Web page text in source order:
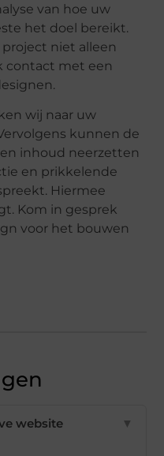
van hoe uw
het doel bereikt.
niet alleen
contact met een
wij naar uw
kunnen de
inhoud neerzetten
en prikkelende
Hiermee
Kom in gesprek
voor het bouwen
website
▼